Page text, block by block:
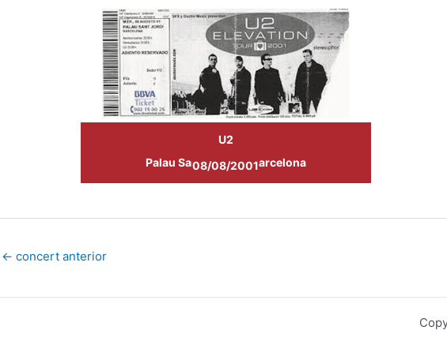
U2
Palau Sant Jordi de Barcelona
08/08/2001
← concert anterior